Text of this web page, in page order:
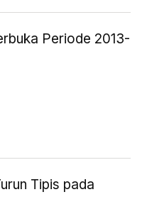
Periode 2013-
Tipis pada